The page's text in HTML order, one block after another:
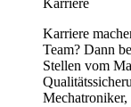
Karriere
Karriere
Team? Dann
Stellen vom